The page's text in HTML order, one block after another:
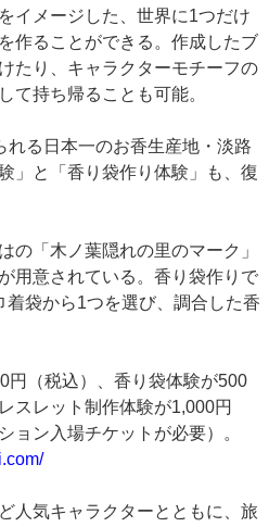
イメージした、世界に1つだけ
作ることができる。作成したブ
たり、キャラクターモチーフの
て持ち帰ることも可能。
れる日本一のお香生産地・淡路
」と「香り袋作り体験」も、復
の「木ノ葉隠れの里のマーク」
用意されている。香り袋作りで
袋から1つを選び、調合した香
円（税込）、香り袋体験が500
スレット制作体験が1,000円
ョン入場チケットが必要）。
人気キャラクターとともに、旅